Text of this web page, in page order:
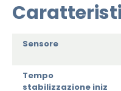
Sensore
Tempo
stabilizzazione iniz